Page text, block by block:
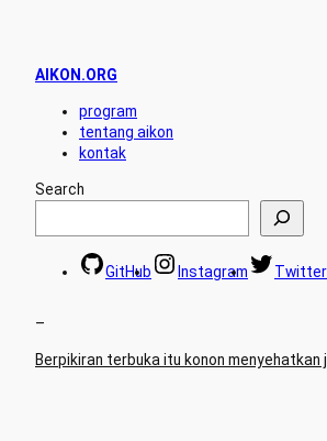
AIKON.ORG
program
tentang aikon
kontak
Search
GitHub Instagram Twitter
–
Berpikiran terbuka itu konon menyehatkan